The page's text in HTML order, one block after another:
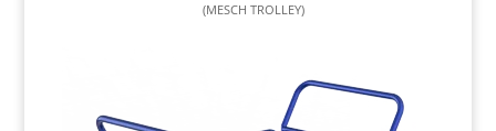
(MESCH TROLLEY)